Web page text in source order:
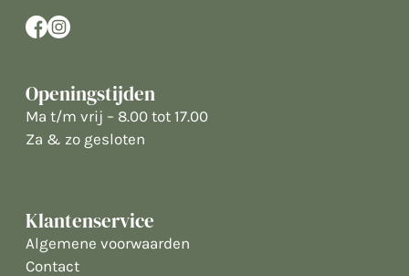
Openingstijden
Ma t/m vrij – 8.00 tot 17.00
Za & zo gesloten
Klantenservice
Algemene voorwaarden
Contact